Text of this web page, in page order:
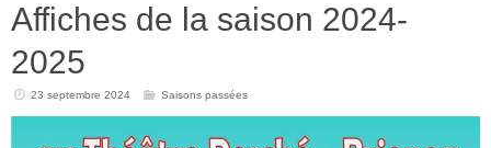
Affiches de la saison 2024-
2025
23 septembre 2024 Saisons passées